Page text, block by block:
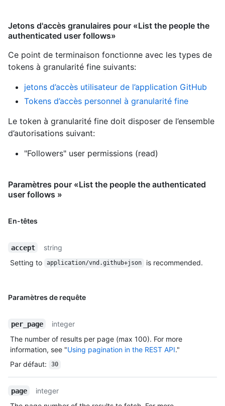
Jetons d'accès granulaires pour «List the people the
authenticated user follows»
Ce point de terminaison fonctionne avec les types de
tokens à granularité fine suivants:
jetons d’accès utilisateur de l’application GitHub
Tokens d’accès personnel à granularité fine
Le token à granularité fine doit disposer de l’ensemble
d’autorisations suivant:
"Followers" user permissions (read)
Paramètres pour «List the people the authenticated
user follows »
En-têtes
accept
string
Setting to
application/vnd.github+json is recommended.
Paramètres de requête
per_page
integer
The number of results per page (max 100). For more
information, see "Using pagination in the REST API."
Par défaut: 30
page
integer